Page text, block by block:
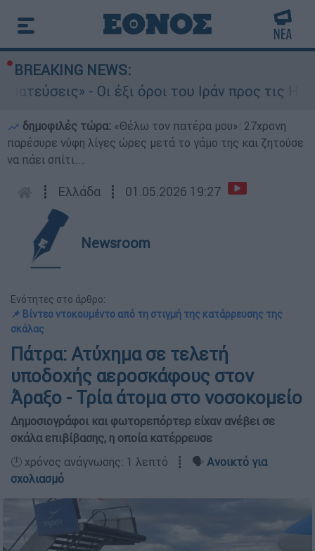
BREAKING NEWS:
- Οι έξι όροι του Ιράν προς τις ΗΠΑ
δημοφιλές τώρα: «Θέλω τον πατέρα μου»: 27χρονη
παρέσυρε νύφη λίγες ώρες μετά το γάμο της και ζητούσε
να πάει σπίτι...
┋ Ελλάδα ┋ 01.05.2026 19:27
Newsroom
Ενότητες στο άρθρο:
📌 Βίντεο ντοκουμέντο από τη στιγμή της κατάρρευσης της
σκάλας
Πάτρα: Ατύχημα σε τελετή
υποδοχής αεροσκάφους στον
Άραξο - Τρία άτομα στο νοσοκομείο
Δημοσιογράφοι και φωτορεπόρτερ είχαν ανέβει σε
σκάλα επιβίβασης, η οποία κατέρρευσε
🕛 χρόνος ανάγνωσης: 1 λεπτό ┋ 🗣️ Ανοικτό για
σχολιασμό